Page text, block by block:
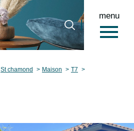
menu
0
St chamond Maison
T7